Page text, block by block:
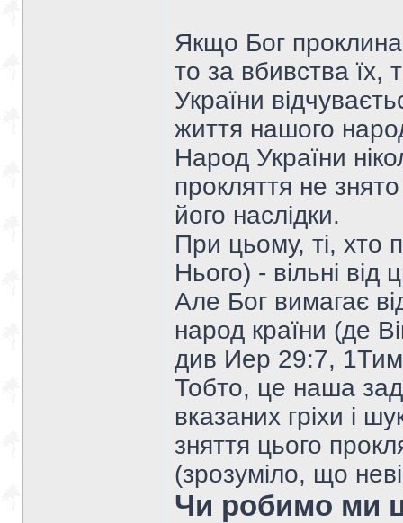
Якщо Бог
то за вбивства їх,
України
життя нашого
Народ України
прокляття не
його наслідки.
При цьому, ті, хто
Нього) - вільні від
Але Бог вимагає
народ країни (де
див Иер 29:7,
Тобто, це наша
вказаних гріхи і
зняття цього
(зрозуміло, що
Чи робимо ми